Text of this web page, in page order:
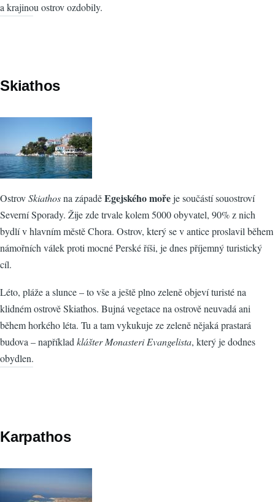
a krajinou ostrov ozdobily.
Skiathos
OstrovSkiathosna západěEgejského mořeje součástí souostroví
Severní Sporady. Žije zde trvale kolem 5000 obyvatel, 90% z nich
bydlí v hlavním městě Chora. Ostrov, který se v antice proslavil během
námořních válek proti mocné Perské říši, je dnes příjemný turistický
cíl.
Léto, pláže a slunce – to vše a ještě plno zeleně objeví turisté na
klidném ostrově Skiathos. Bujná vegetace na ostrově neuvadá ani
během horkého léta. Tu a tam vykukuje ze zeleně nějaká prastará
budova – například klášter Monasteri Evangelista, který je dodnes
obydlen.
Karpathos